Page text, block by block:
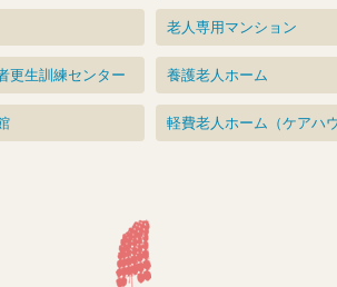
更生訓練センター
老人専用マンション
養護老人ホーム
軽費老人ホーム（ケアハウ